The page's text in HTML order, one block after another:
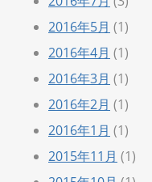
2016年5月 (1)
2016年4月 (1)
2016年3月 (1)
2016年2月 (1)
2016年1月 (1)
2015年11月 (1)